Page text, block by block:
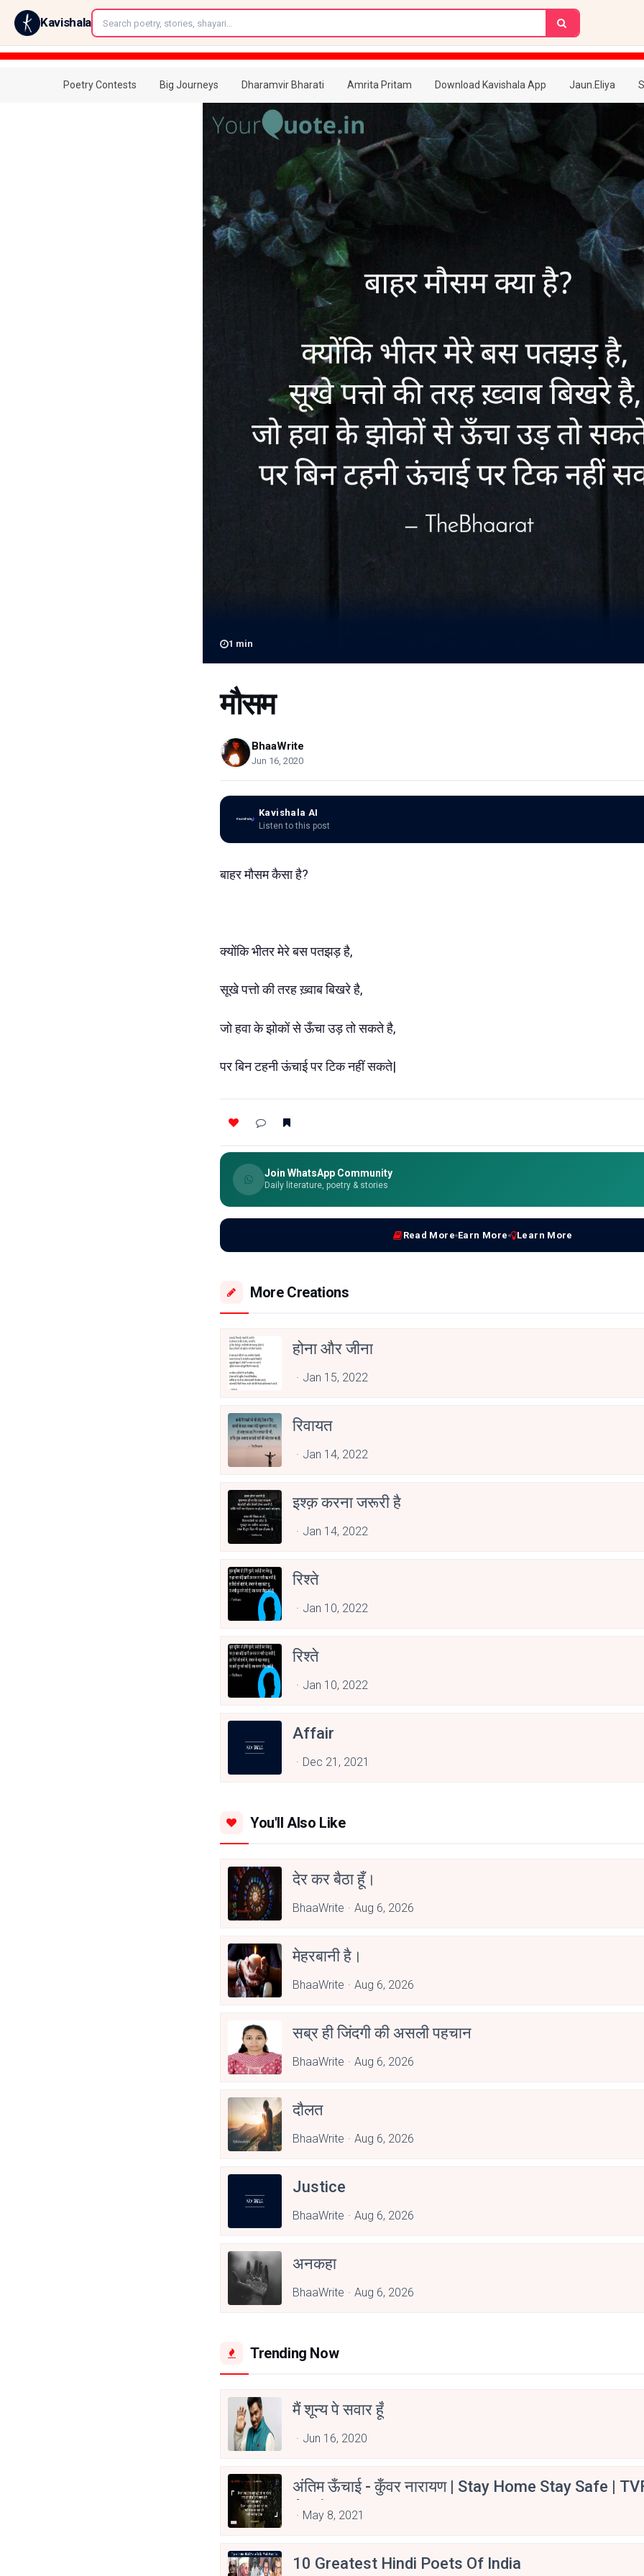
Kavishala
Poetry Contests Big Journeys Dharamvir Bharati Amrita Pritam Download Kavishala App Jaun.Eliya
1 min
मौसम
BhaaWrite
Jun 16, 2020
Kavishala AI
Listen to this post
बाहर मौसम कैसा है?
क्योंकि भीतर मेरे बस पतझड़ है,
सूखे पत्तो की तरह ख़्वाब बिखरे है,
जो हवा के झोकों से ऊँचा उड़ तो सकते है,
पर बिन टहनी ऊंचाई पर टिक नहीं सकते|
Join WhatsApp Community
Daily literature, poetry & stories
Read More Earn More Learn More
More Creations
होना और जीना
Jan 15, 2022
रिवायत
Jan 14, 2022
इश्क़ करना जरूरी है
Jan 14, 2022
रिश्ते
Jan 10, 2022
रिश्ते
Jan 10, 2022
Affair
Dec 21, 2021
You'll Also Like
देर कर बैठा हूँ।
BhaaWrite Aug 6, 2026
मेहरबानी है।
BhaaWrite Aug 6, 2026
सब्र ही जिंदगी की असली पहचान
BhaaWrite Aug 6, 2026
दौलत
BhaaWrite Aug 6, 2026
Justice
BhaaWrite Aug 6, 2026
अनकहा
BhaaWrite Aug 6, 2026
Trending Now
मैं शून्य पे सवार हूँ
Jun 16, 2020
अंतिम ऊँचाई - कुँवर नारायण | Stay Home Stay Safe |
Aspirants
May 8, 2021
10 Greatest Hindi Poets Of India